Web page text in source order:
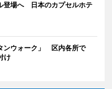
登場へ 日本のカプセルホテ
ンウォーク」 区内各所で
け